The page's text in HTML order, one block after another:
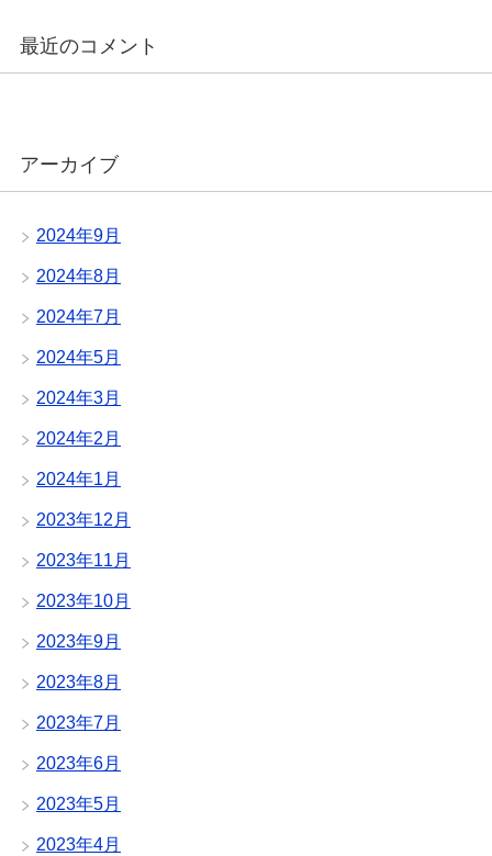
最近のコメント
アーカイブ
2024年9月
2024年8月
2024年7月
2024年5月
2024年3月
2024年2月
2024年1月
2023年12月
2023年11月
2023年10月
2023年9月
2023年8月
2023年7月
2023年6月
2023年5月
2023年4月